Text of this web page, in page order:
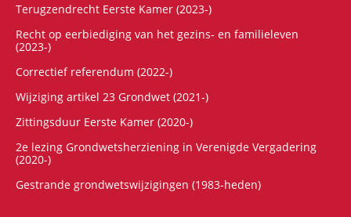
Terugzendrecht Eerste Kamer (2023-)
Recht op eerbiediging van het gezins- en familieleven
(2023-)
Correctief referendum (2022-)
Wijziging artikel 23 Grondwet (2021-)
Zittingsduur Eerste Kamer (2020-)
2e lezing Grondwetsherziening in Verenigde Vergadering
(2020-)
Gestrande grondwetswijzigingen (1983-heden)